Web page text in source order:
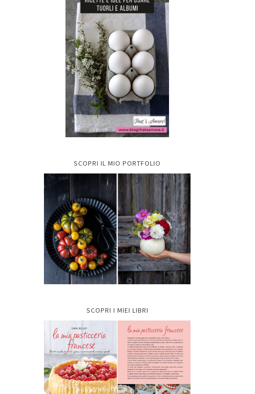
SCOPRI IL MIO PORTFOLIO
SCOPRI I MIEI LIBRI